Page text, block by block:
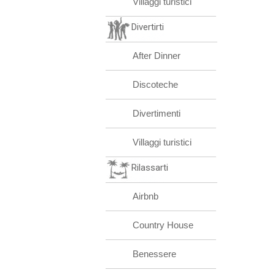
Divertirti
After Dinner
Discoteche
Divertimenti
Villaggi turistici
Rilassarti
Airbnb
Country House
Benessere